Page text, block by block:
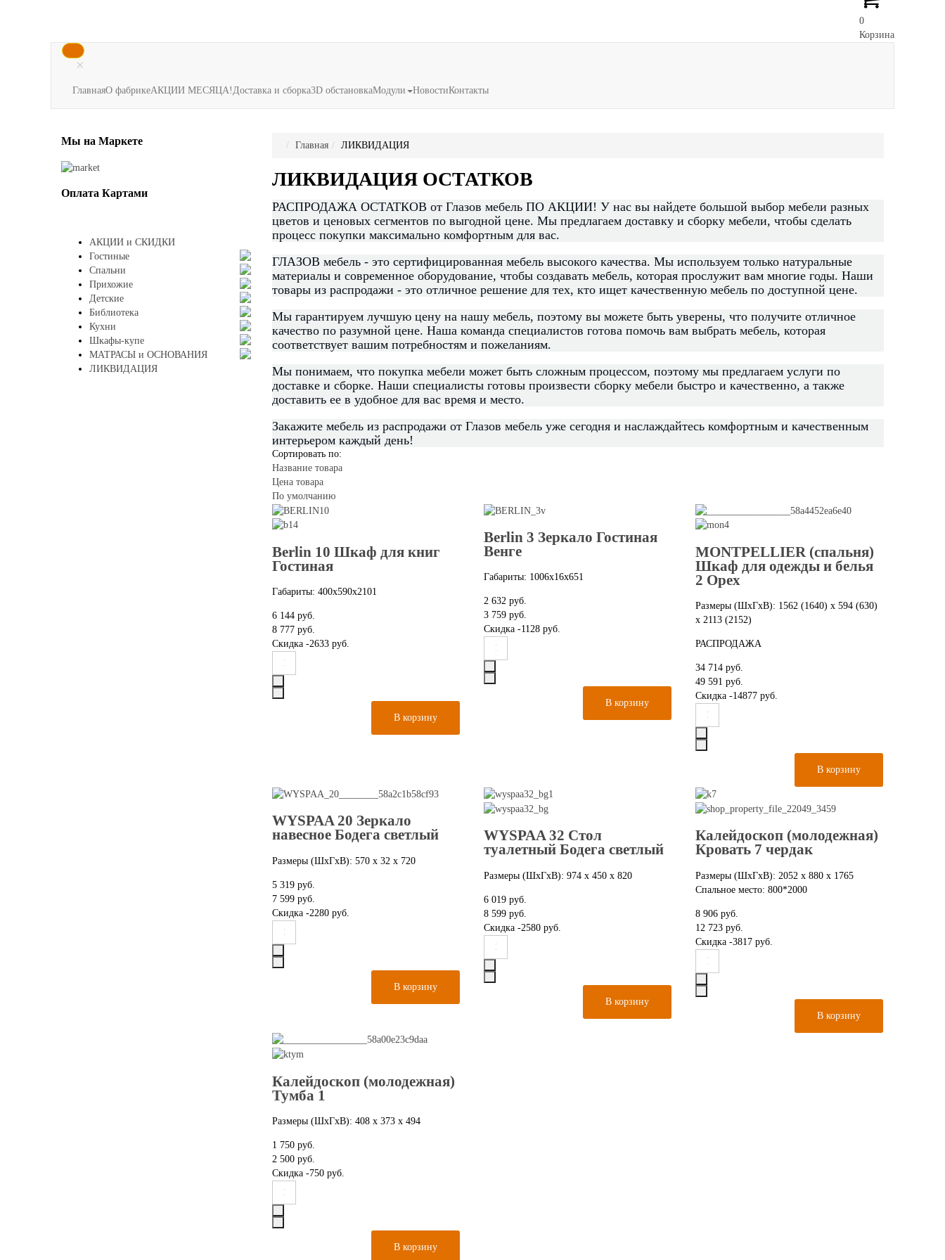
0
Корзина
×
ГлавнаяО фабрикеАКЦИИ МЕСЯЦА!Доставка и сборка3D обстановкаМодули НовостиКонтакты
Главная ЛИКВИДАЦИЯ
ЛИКВИДАЦИЯ ОСТАТКОВ
РАСПРОДАЖА ОСТАТКОВ от Глазов мебель ПО АКЦИИ! У нас вы найдете большой выбор мебели разных
цветов и ценовых сегментов по выгодной цене. Мы предлагаем доставку и сборку мебели, чтобы сделать
процесс покупки максимально комфортным для вас.
ГЛАЗОВ мебель - это сертифицированная мебель высокого качества. Мы используем только натуральные
материалы и современное оборудование, чтобы создавать мебель, которая прослужит вам многие годы. Наши
товары из распродажи - это отличное решение для тех, кто ищет качественную мебель по доступной цене.
Мы гарантируем лучшую цену на нашу мебель, поэтому вы можете быть уверены, что получите отличное
качество по разумной цене. Наша команда специалистов готова помочь вам выбрать мебель, которая
соответствует вашим потребностям и пожеланиям.
Мы понимаем, что покупка мебели может быть сложным процессом, поэтому мы предлагаем услуги по
доставке и сборке. Наши специалисты готовы произвести сборку мебели быстро и качественно, а также
доставить ее в удобное для вас время и место.
Закажите мебель из распродажи от Глазов мебель уже сегодня и наслаждайтесь комфортным и качественным
интерьером каждый день!
Сортировать по:
Название товара
Цена товара
По умолчанию
Berlin 10 Шкаф для книг
Гостиная
Габариты: 400х590х2101
6 144 руб.
8 777 руб.
Скидка -2633 руб.
Berlin 3 Зеркало Гостиная
Венге
Габариты: 1006х16х651
2 632 руб.
3 759 руб.
Скидка -1128 руб.
MONTPELLIER (спальня)
Шкаф для одежды и белья
2 Орех
Размеры (ШxГxВ): 1562 (1640) x 594 (630)
x 2113 (2152)
РАСПРОДАЖА
34 714 руб.
49 591 руб.
Скидка -14877 руб.
WYSPAA 20 Зеркало
навесное Бодега светлый
Размеры (ШxГxВ): 570 x 32 x 720
5 319 руб.
7 599 руб.
Скидка -2280 руб.
WYSPAA 32 Стол
туалетный Бодега светлый
Размеры (ШxГxВ): 974 x 450 x 820
6 019 руб.
8 599 руб.
Скидка -2580 руб.
Калейдоскоп (молодежная)
Кровать 7 чердак
Размеры (ШxГxВ): 2052 x 880 x 1765
Спальное место: 800*2000
8 906 руб.
12 723 руб.
Скидка -3817 руб.
Калейдоскоп (молодежная)
Тумба 1
Размеры (ШxГxВ): 408 x 373 x 494
1 750 руб.
2 500 руб.
Скидка -750 руб.
Мы на Маркете
Оплата Картами
АКЦИИ и СКИДКИ
Гостиные
Спальни
Прихожие
Детские
Библиотека
Кухни
Шкафы-купе
МАТРАСЫ и ОСНОВАНИЯ
ЛИКВИДАЦИЯ